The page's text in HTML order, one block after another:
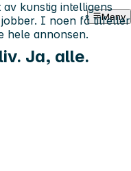
Meny
Ja, alle.
kunstig intelligens
I noen få tilfeller
hele annonsen.